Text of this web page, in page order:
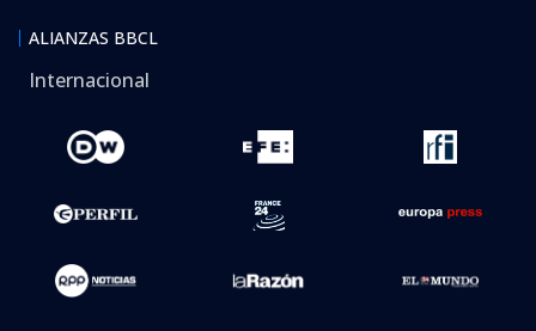
ALIANZAS BBCL
Internacional